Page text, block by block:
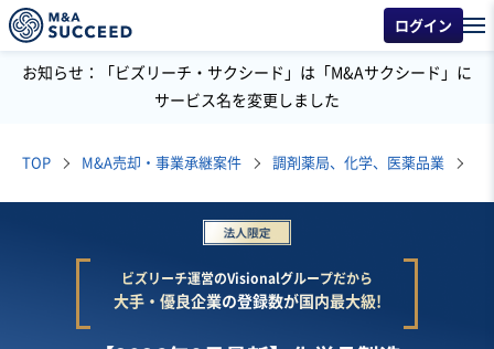
ログイン
お知らせ：「ビズリーチ・サクシード」は「M&Aサクシード」に
サービス名を変更しました
TOP M&A売却・事業承継案件 調剤薬局、化学、医薬品業
ビズリーチ運営のVisionalグループだから
大手・優良企業の登録数が国内最大級!